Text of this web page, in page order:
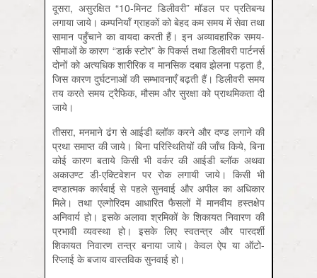
दूसरा, असुरक्षित “10-मिनट डिलीवरी” मॉडल पर प्रतिबन्ध
लगाया जाये। कम्पनियाँ ग्राहकों को बेहद कम समय में सेवा तथा
सामान पहुँचाने का वायदा करती हैं। इन अव्यावहारिक समय-
सीमाओं के कारण “डार्क स्टोर” के पिकर्स तथा डिलीवरी पार्टनर्स
दोनों को अत्यधिक शारीरिक व मानसिक दबाव झेलना पड़ता है,
जिस कारण दुर्घटनाओं की सम्भावनाएँ बढ़ती हैं। डिलीवरी समय
तय करते समय ट्रैफिक, मौसम और सुरक्षा को प्राथमिकता दी
जाये।
तीसरा, मनमाने ढंग से आईडी ब्लॉक करने और दण्ड लगाने की
प्रथा समाप्त की जाये। बिना परिस्थितियों की जाँच किये, बिना
कोई कारण बताये किसी भी वर्कर की आईडी ब्लॉक अथवा
अकाउण्ट डी-एक्टिवेशन पर रोक लगायी जाये। किसी भी
दण्डात्मक कार्रवाई से पहले सुनवाई और अपील का अधिकार
मिले। तथा एल्गोरिदम आधारित फैसलों में मानवीय हस्तक्षेप
अनिवार्य हो। इसके अलावा श्रमिकों के शिकायत निवारण की
प्रभावी व्यवस्था हो। इसके लिए स्वतन्त्र और पारदर्शी
शिकायत निवारण तन्त्र बनाया जाये। केवल ऐप या ऑटो-
रिप्लाई के बजाय वास्तविक सुनवाई हो।